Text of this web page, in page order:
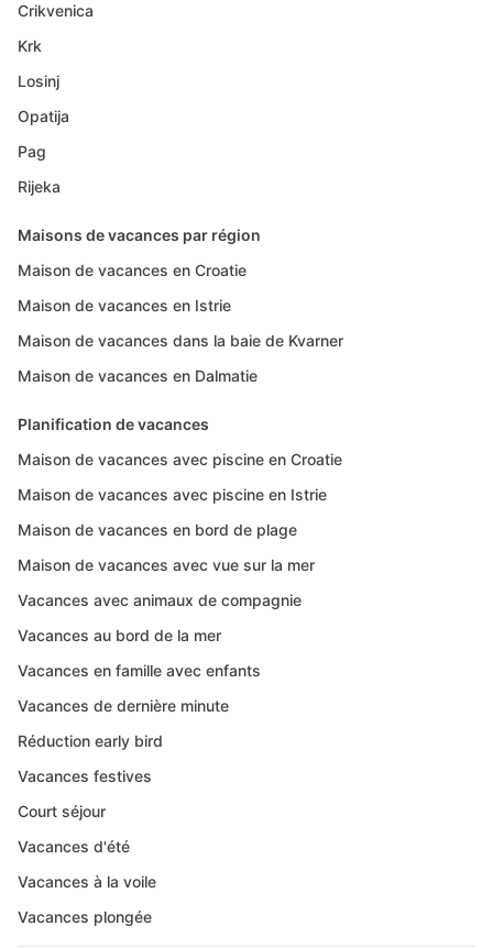
Crikvenica
Krk
Losinj
Opatija
Pag
Rijeka
Maisons de vacances par région
Maison de vacances en Croatie
Maison de vacances en Istrie
Maison de vacances dans la baie de Kvarner
Maison de vacances en Dalmatie
Planification de vacances
Maison de vacances avec piscine en Croatie
Maison de vacances avec piscine en Istrie
Maison de vacances en bord de plage
Maison de vacances avec vue sur la mer
Vacances avec animaux de compagnie
Vacances au bord de la mer
Vacances en famille avec enfants
Vacances de dernière minute
Réduction early bird
Vacances festives
Court séjour
Vacances d'été
Vacances à la voile
Vacances plongée